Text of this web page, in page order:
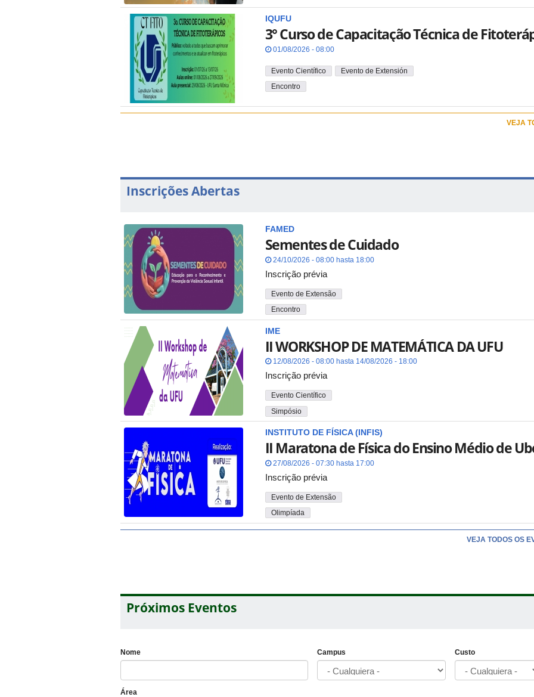
IQUFU
3° Curso de Capacitação Técnica de
01/08/2026 - 08:00
Evento Científico
Evento de Extensión
Encontro
VEJA
Inscrições Abertas
FAMED
Sementes de Cuidado
24/10/2026 - 08:00 hasta 18:00
Inscrição prévia
Evento de Extensão
Encontro
IME
II WORKSHOP DE MATEMÁTICA DA UFU
12/08/2026 - 08:00 hasta 14/08/2026 - 18:00
Inscrição prévia
Evento Científico
Simpósio
INSTITUTO DE FÍSICA (INFIS)
II Maratona de Física do Ensino Médio de
27/08/2026 - 07:30 hasta 17:00
Inscrição prévia
Evento de Extensão
Olimpíada
VEJA TODOS OS
Próximos Eventos
Nome Campus Custo
Área